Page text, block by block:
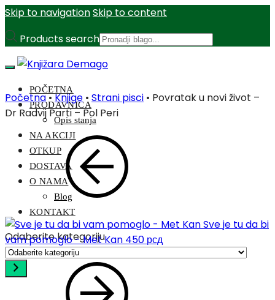
Skip to navigationSkip to content
Products search
POČETNA
PRODAVNICA
Opis stanja
NA AKCIJI
OTKUP
DOSTAVA
O NAMA
Blog
KONTAKT
Odaberite kategoriju
Početna•Knjige • Strani pisci • Povratak u novi život –
Dr Radvij Parti – Pol Peri
Sve je tu da bi
vam pomoglo - Met Kan 450 рсд